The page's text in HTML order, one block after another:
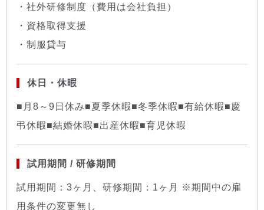
・社外研修制度（費用は会社負担）
・資格取得支援
・制服貸与
休日・休暇
■月8～9日休み■夏季休暇■冬季休暇■有給休暇■慶
弔休暇■結婚休暇■出産休暇■育児休暇
試用期間 / 研修期間
試用期間：3ヶ月、研修期間：1ヶ月 ※期間中の雇
用条件の変更無し